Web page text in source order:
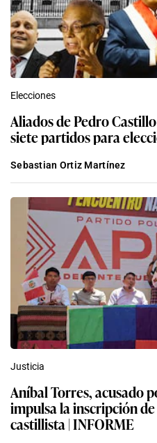
Elecciones
Aliados de Pedro
siete partidos para
Sebastian Ortiz Martínez
Justicia
Aníbal Torres, acusado
impulsa la inscripción
castillista | INFORME